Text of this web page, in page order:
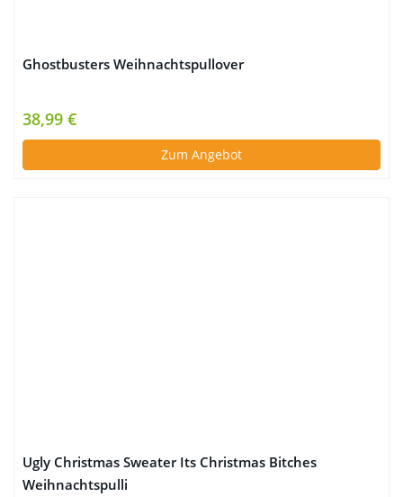
Ghostbusters Weihnachtspullover
38,99 €
Zum Angebot
Ugly Christmas Sweater Its Christmas Bitches
Weihnachtspulli